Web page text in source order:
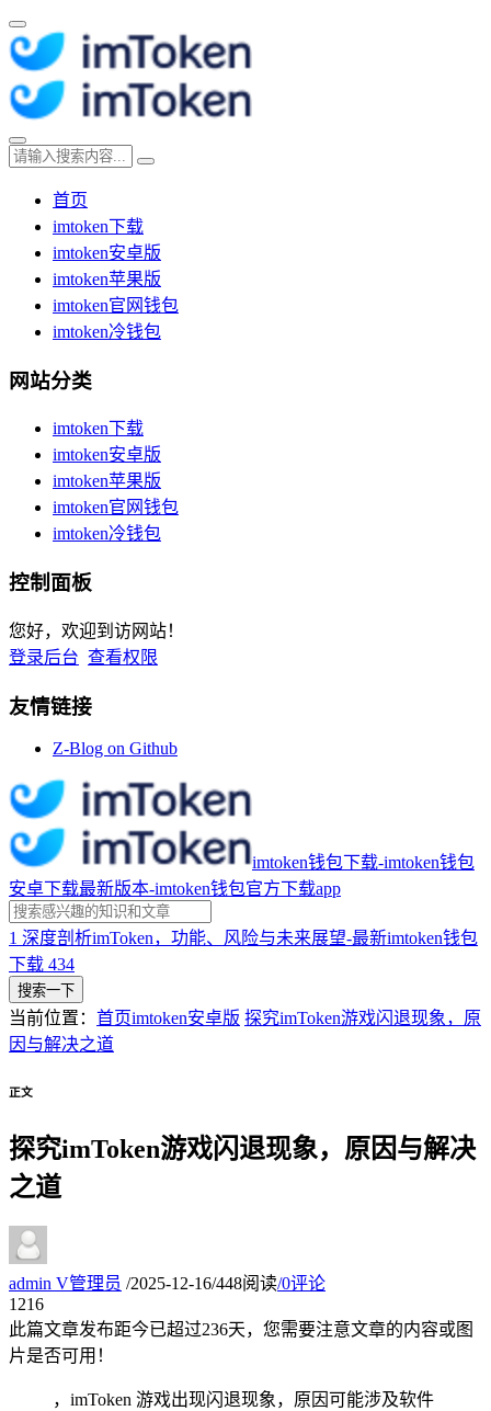
首页
imtoken下载
imtoken安卓版
imtoken苹果版
imtoken官网钱包
imtoken冷钱包
网站分类
imtoken下载
imtoken安卓版
imtoken苹果版
imtoken官网钱包
imtoken冷钱包
控制面板
您好，欢迎到访网站！
登录后台 查看权限
友情链接
Z-Blog on Github
imtoken钱包下载-imtoken钱包
安卓下载最新版本-imtoken钱包官方下载app
1 深度剖析imToken，功能、风险与未来展望-最新imtoken钱包
下载 434
搜索一下
当前位置： 首页imtoken安卓版 探究imToken游戏闪退现象，原
因与解决之道
正文
探究imToken游戏闪退现象，原因与解决
之道
admin V管理员 /2025-12-16/448阅读/0评论
1216
此篇文章发布距今已超过236天，您需要注意文章的内容或图
片是否可用！
，imToken 游戏出现闪退现象，原因可能涉及软件